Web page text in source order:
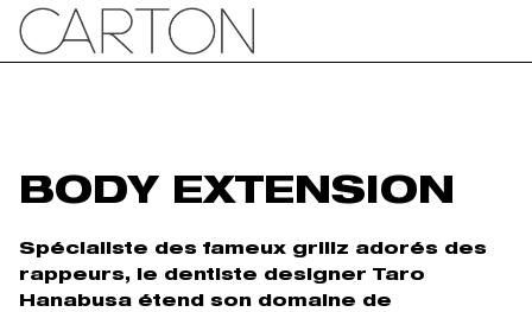
BODY EXTENSION
Spécialiste des fameux grillz adorés des
rappeurs, le dentiste designer Taro
Hanabusa étend son domaine de